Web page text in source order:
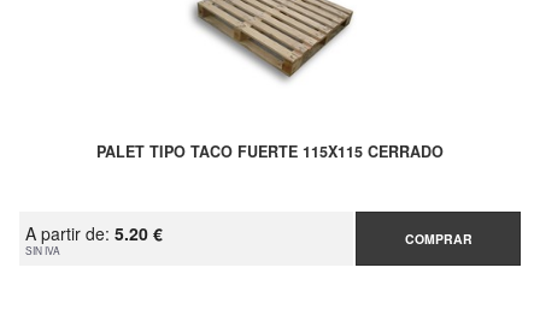
PALET TIPO TACO FUERTE 115X115 CERRADO
A partir de: 5.20 €
SIN IVA
COMPRAR